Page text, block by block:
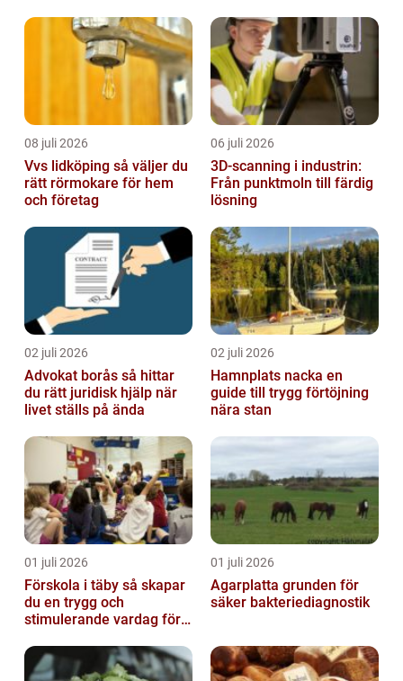
08 juli 2026
Vvs lidköping så väljer du
rätt rörmokare för hem
och företag
06 juli 2026
3D-scanning i industrin:
Från punktmoln till färdig
lösning
02 juli 2026
Advokat borås så hittar
du rätt juridisk hjälp när
livet ställs på ända
02 juli 2026
Hamnplats nacka en
guide till trygg förtöjning
nära stan
01 juli 2026
Förskola i täby så skapar
du en trygg och
stimulerande vardag för
01 juli 2026
Agarplatta grunden för
säker bakteriediagnostik